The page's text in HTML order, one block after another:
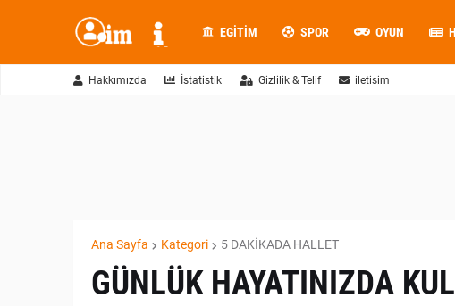
EGITIM SPOR OYUN
Hakkımızda İstatistik Gizlilik & Telif iletisim
Ana Sayfa Kategori 5 DAKİKADA HALLET
GÜNLÜK HAYATINIZDA